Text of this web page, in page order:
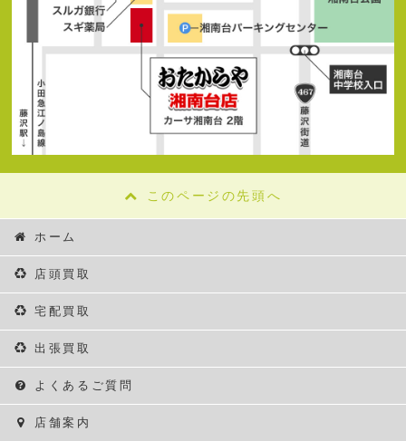
このページの先頭へ
ホーム
店頭買取
宅配買取
出張買取
よくあるご質問
店舗案内